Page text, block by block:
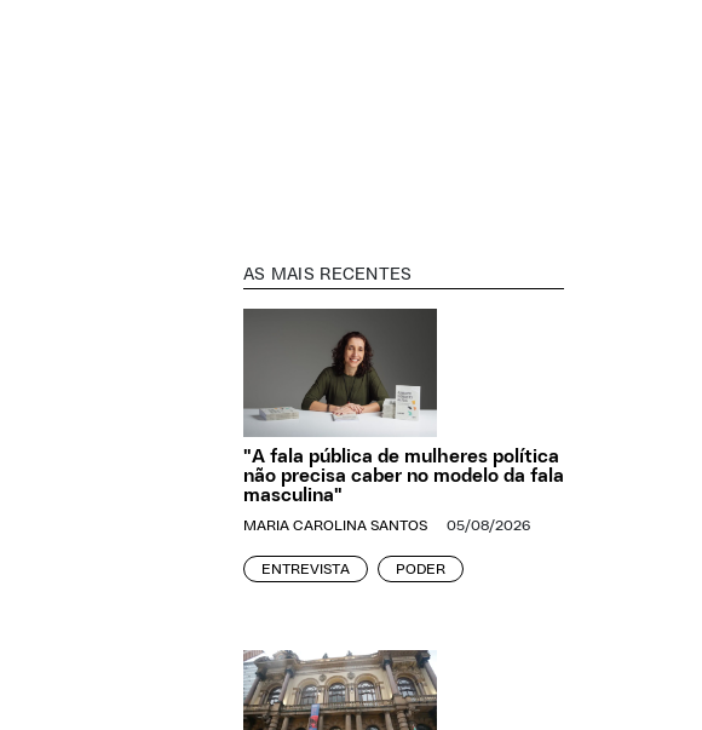
AS MAIS RECENTES
"A fala pública de mulheres política
não precisa caber no modelo da fala
masculina"
MARIA CAROLINA SANTOS 05/08/2026
ENTREVISTA PODER